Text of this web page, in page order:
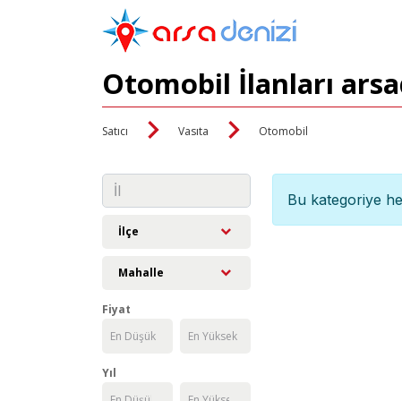
Otomobil İlanları
Satıcı Vasıta Otomobil
İlçe
Mahalle
Fiyat
Yıl
Bu kategoriye